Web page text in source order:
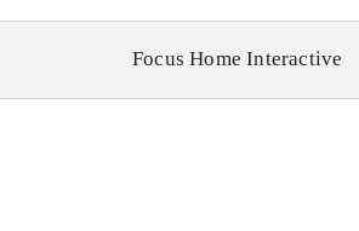
Focus Home Interactive